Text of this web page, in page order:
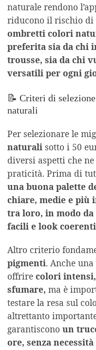
naturale rendono
riducono il rischio di
ombretti colori
preferita sia da chi
trousse, sia da chi
versatili per ogni
📝 Criteri di
naturali
Per selezionare le
naturali sotto i 50
diversi aspetti che
praticità. Prima di
una buona palette
chiare, medie e più
tra loro, in modo
facili e look
Altro criterio
pigmenti. Anche
offrire colori
sfumare, ma è
testare la resa sul
altrettanto
garantiscono un
ore, senza